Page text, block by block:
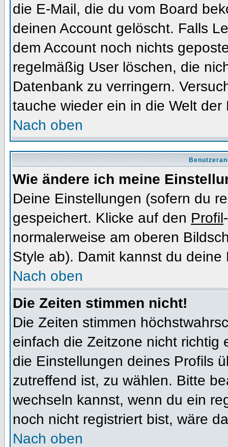
die E-Mail, die du vom Board
deinen Account gelöscht. Falls
dem Account noch nichts
regelmäßig User löschen, die
Datenbank zu verringern.
tauche wieder ein in die Welt der
Nach oben
Wie ändere ich meine
Deine Einstellungen (sofern du
gespeichert. Klicke auf den Profil
normalerweise am oberen
Style ab). Damit kannst du
Nach oben
Die Zeiten stimmen nicht!
Die Zeiten stimmen
einfach die Zeitzone nicht richtig
die Einstellungen deines Profils
zutreffend ist, zu wählen. Bitte
wechseln kannst, wenn du ein
noch nicht registriert bist, wäre
Nach oben